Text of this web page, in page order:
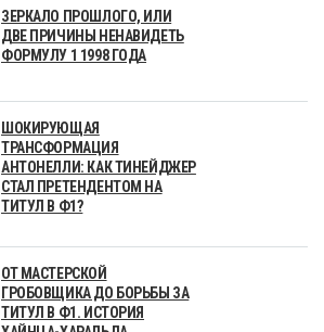
ЗЕРКАЛО ПРОШЛОГО, ИЛИ
ДВЕ ПРИЧИНЫ НЕНАВИДЕТЬ
ФОРМУЛУ 1 1998 ГОДА
ШОКИРУЮЩАЯ
ТРАНСФОРМАЦИЯ
АНТОНЕЛЛИ: КАК ТИНЕЙДЖЕР
СТАЛ ПРЕТЕНДЕНТОМ НА
ТИТУЛ В Ф1?
ОТ МАСТЕРСКОЙ
ГРОБОВЩИКА ДО БОРЬБЫ ЗА
ТИТУЛ В Ф1. ИСТОРИЯ